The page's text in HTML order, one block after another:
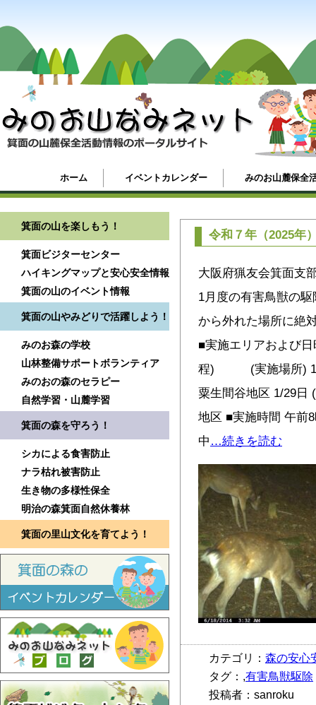
ホーム イベントカレンダー みのお山麓保全
箕面の山を楽しもう！
箕面ビジターセンター
ハイキングマップと安心安全情報
箕面の山のイベント情報
箕面の山やみどりで活躍しよう！
みのお森の学校
山林整備サポートボランティア
みのおの森のセラピー
自然学習・山麓学習
箕面の森を守ろう！
シカによる食害防止
ナラ枯れ被害防止
生き物の多様性保全
明治の森箕面自然休養林
箕面の里山文化を育てよう！
令和７年（2025年
大阪府猟友会箕面支
1月度の有害鳥獣の
から外れた場所に絶
■実施エリアおよび
程) (実施場所) 1/
粟生間谷地区 1/29
地区 ■実施時間 午前
中 …続きを読む
カテゴリ： 森の安心
タグ：, 有害鳥獣駆除
投稿者：sanroku